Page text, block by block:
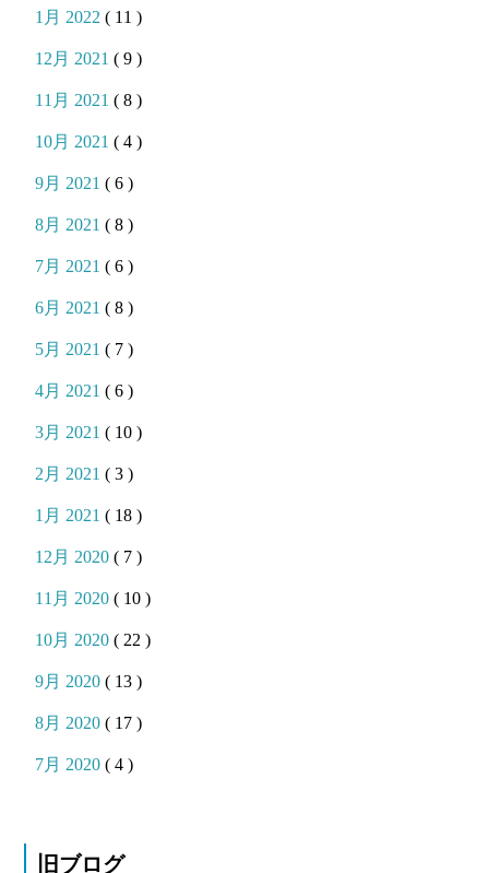
1月 2022( 11 )
12月 2021( 9 )
11月 2021( 8 )
10月 2021( 4 )
9月 2021( 6 )
8月 2021( 8 )
7月 2021( 6 )
6月 2021( 8 )
5月 2021( 7 )
4月 2021( 6 )
3月 2021( 10 )
2月 2021( 3 )
1月 2021( 18 )
12月 2020( 7 )
11月 2020( 10 )
10月 2020( 22 )
9月 2020( 13 )
8月 2020( 17 )
7月 2020( 4 )
旧ブログ